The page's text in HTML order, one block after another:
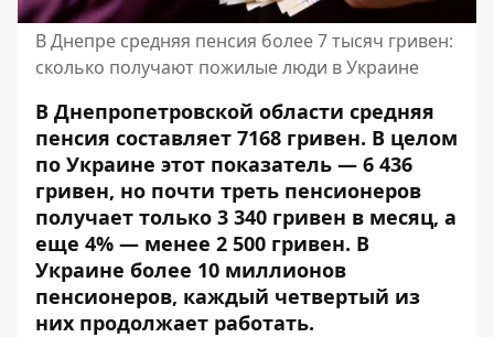
В Днепре средняя пенсия более 7 тысяч гривен:
сколько получают пожилые люди в Украине
В Днепропетровской области средняя
пенсия составляет 7168 гривен. В целом
по Украине этот показатель — 6 436
гривен, но почти треть пенсионеров
получает только 3 340 гривен в месяц, а
еще 4% — менее 2 500 гривен. В
Украине более 10 миллионов
пенсионеров, каждый четвертый из
них продолжает работать.